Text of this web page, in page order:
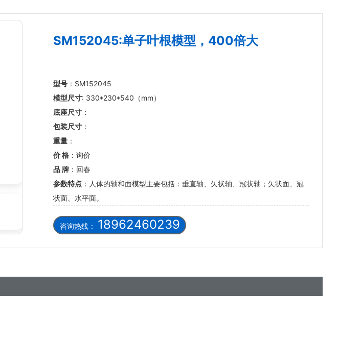
SM152045:单子叶根模型，400倍大
型号 ：SM152045
模型尺寸: 330*230*540（mm）
底座尺寸 ：
包装尺寸 ：
重量 ：
价 格 ：询价
品 牌 ：回春
参数特点 ：人体的轴和面模型主要包括：垂直轴、矢状轴、冠状轴；矢状面、冠
状面、水平面。
咨询热线： 18962460239